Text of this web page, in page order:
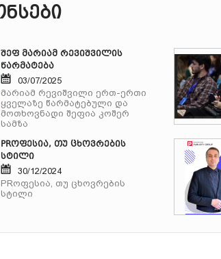
შეფ მარიამ რევიშვილის
წარმატება
03/07/2025
მარიამ რევიშვილი ერთ-ერთი
ყველაზე წარმატებული და
მოთხოვნადი შეფია კოშერ
სამზა
PRოფესია, თუ ცხოვრების
სტილი
30/12/2024
PRოფესია, თუ ცხოვრების
სტილი